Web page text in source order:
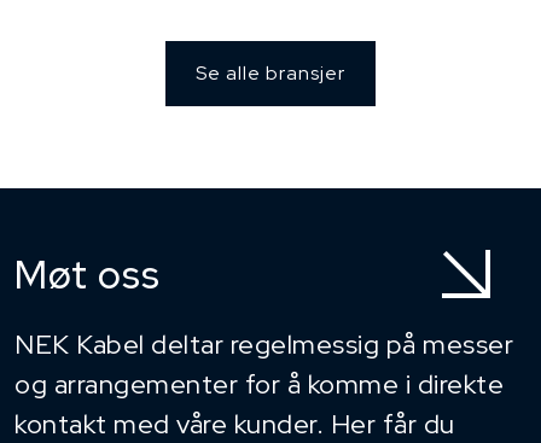
Se alle bransjer
Møt oss
NEK Kabel deltar regelmessig på messer
og arrangementer for å komme i direkte
kontakt med våre kunder. Her får du